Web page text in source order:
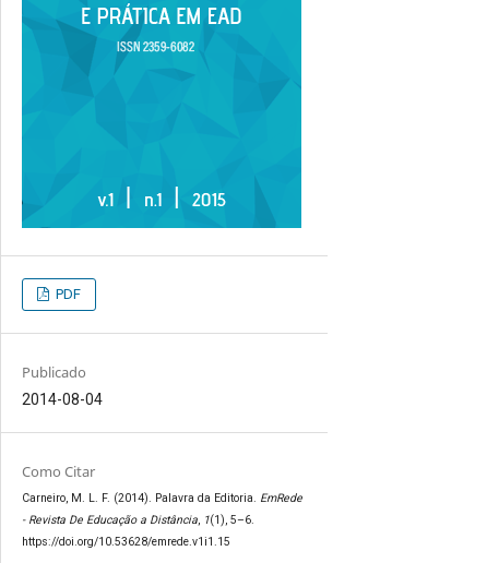
PDF
Publicado
2014-08-04
Como Citar
Carneiro, M. L. F. (2014). Palavra da Editoria. EmRede
- Revista De Educação a Distância, 1(1), 5–6.
https://doi.org/10.53628/emrede.v1i1.15